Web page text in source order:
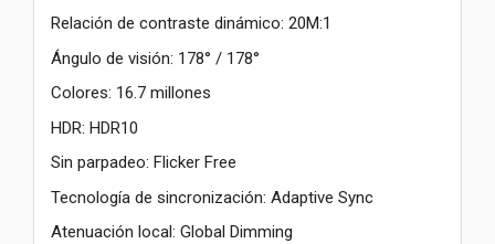
Relación de contraste dinámico: 20M:1
Ángulo de visión: 178° / 178°
Colores: 16.7 millones
HDR: HDR10
Sin parpadeo: Flicker Free
Tecnología de sincronización: Adaptive Sync
Atenuación local: Global Dimming